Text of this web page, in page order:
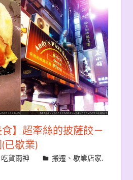
食】超牽絲的披薩餃－
已歇業)
吃貨雨神 搬遷、歇業店家,